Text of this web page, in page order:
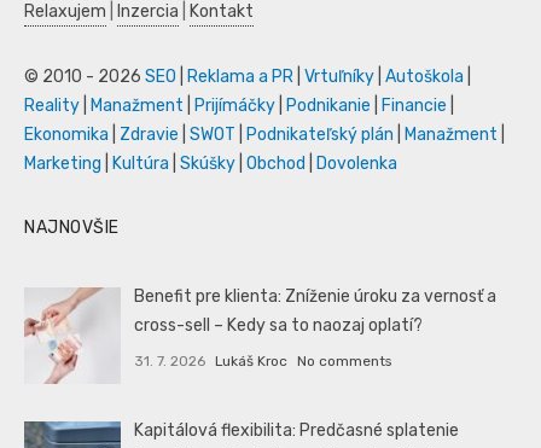
Relaxujem
Inzercia Kontakt
© 2010 - 2026 SEO Reklama a PR Vrtuľníky Autoškola
Reality
Manažment Prijímáčky Podnikanie Financie
Ekonomika
Zdravie SWOT Podnikateľský plán Manažment
Marketing
Kultúra Skúšky Obchod Dovolenka
NAJNOVŠIE
Benefit pre klienta: Zníženie úroku za vernosť a
cross-sell – Kedy sa to naozaj oplatí?
31. 7. 2026 Lukáš Kroc No comments
Kapitálová flexibilita: Predčasné splatenie